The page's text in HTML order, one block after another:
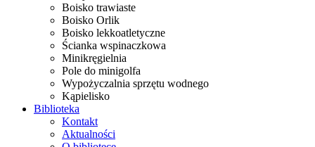
Boisko trawiaste
Boisko Orlik
Boisko lekkoatletyczne
Ścianka wspinaczkowa
Minikręgielnia
Pole do minigolfa
Wypożyczalnia sprzętu wodnego
Kąpielisko
Biblioteka
Kontakt
Aktualności